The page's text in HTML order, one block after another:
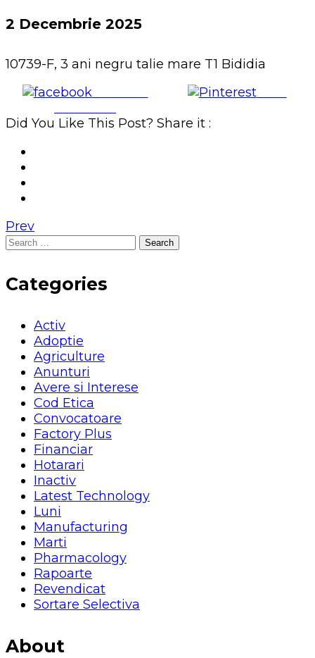
2 Decembrie 2025
10739-F, 3 ani negru talie mare T1 Bididia
Share on
Save
Did You Like This Post? Share it :
Prev
Search
Categories
Activ
Adoptie
Agriculture
Anunturi
Avere si Interese
Cod Etica
Convocatoare
Factory Plus
Financiar
Hotarari
Inactiv
Latest Technology
Luni
Manufacturing
Marti
Pharmacology
Rapoarte
Revendicat
Sortare Selectiva
About